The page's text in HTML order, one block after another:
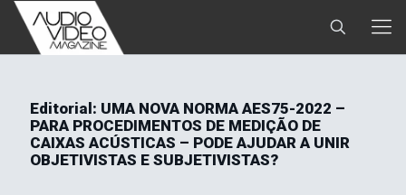
Editorial: UMA NOVA NORMA AES75-2022 –
PARA PROCEDIMENTOS DE MEDIÇÃO DE
CAIXAS ACÚSTICAS – PODE AJUDAR A UNIR
OBJETIVISTAS E SUBJETIVISTAS?